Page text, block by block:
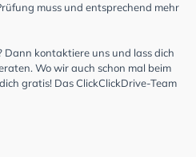
muss und entsprechend mehr
Dann kontaktiere uns und lass dich
Wo wir auch schon mal beim
gratis! Das ClickClickDrive-Team